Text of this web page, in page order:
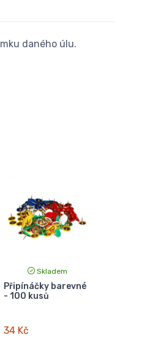
daného úlu.
Skladem
Připínáčky barevné
- 100 kusů
34 Kč